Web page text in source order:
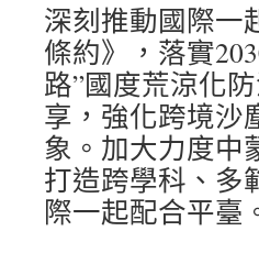
深刻推動國際一
條約》，落實
路”國度荒涼化
享，強化跨境沙
象。加大力度中
打造跨學科、多
際一起配合平臺